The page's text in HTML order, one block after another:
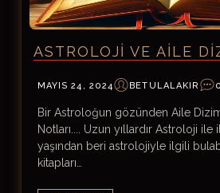
ASTROLOJI VE AILE
MAYIS 24, 2024 BETULALAKIR 0
Bir Astroloğun gözünden Aile
Notları.... Uzun yıllardır Astroloji
yaşından beri astrolojiyle ilgili
kitapları…